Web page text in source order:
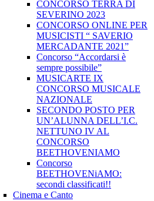
CONCORSO TERRA DI
SEVERINO 2023
CONCORSO ONLINE PER
MUSICISTI “ SAVERIO
MERCADANTE 2021”
Concorso “Accordarsi è
sempre possibile”
MUSICARTE IX
CONCORSO MUSICALE
NAZIONALE
SECONDO POSTO PER
UN’ALUNNA DELL’I.C.
NETTUNO IV AL
CONCORSO
BEETHOVENIAMO
Concorso
BEETHOVENiAMO:
secondi classificati!!
Cinema e Canto